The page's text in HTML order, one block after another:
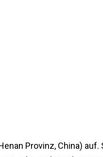
Provinz, China)